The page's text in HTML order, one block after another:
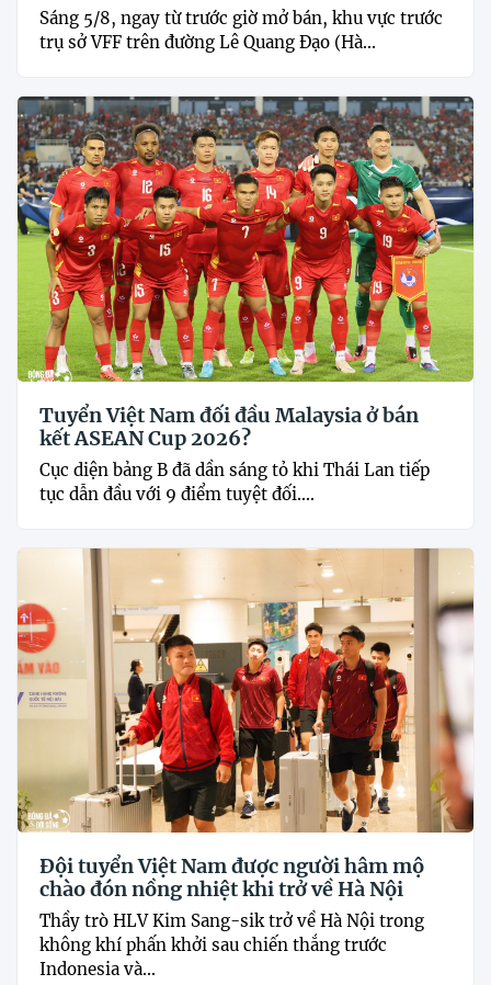
Sáng 5/8, ngay từ trước giờ mở bán, khu vực trước
trụ sở VFF trên đường Lê Quang Đạo (Hà...
Tuyển Việt Nam đối đầu Malaysia ở bán
kết ASEAN Cup 2026?
Cục diện bảng B đã dần sáng tỏ khi Thái Lan tiếp
tục dẫn đầu với 9 điểm tuyệt đối....
Đội tuyển Việt Nam được người hâm mộ
chào đón nồng nhiệt khi trở về Hà Nội
Thầy trò HLV Kim Sang-sik trở về Hà Nội trong
không khí phấn khởi sau chiến thắng trước
Indonesia và...